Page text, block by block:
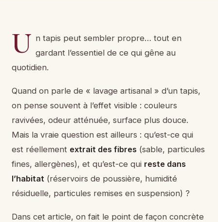
U n tapis peut sembler propre… tout en
gardant l’essentiel de ce qui gêne au
quotidien.
Quand on parle de « lavage artisanal » d’un tapis,
on pense souvent à l’effet visible : couleurs
ravivées, odeur atténuée, surface plus douce.
Mais la vraie question est ailleurs : qu’est-ce qui
est réellement extrait des fibres (sable, particules
fines, allergènes), et qu’est-ce qui reste dans
l’habitat (réservoirs de poussière, humidité
résiduelle, particules remises en suspension) ?
Dans cet article, on fait le point de façon concrète